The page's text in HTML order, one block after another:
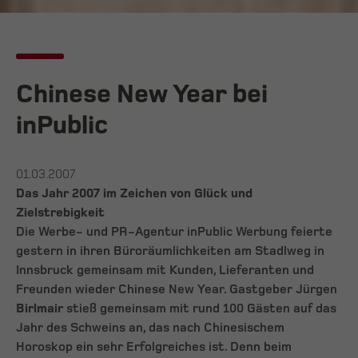
Chinese New Year bei
inPublic
01.03.2007
Das Jahr 2007 im Zeichen von Glück und
Zielstrebigkeit
Die Werbe- und PR-Agentur inPublic Werbung feierte
gestern in ihren Büroräumlichkeiten am Stadlweg in
Innsbruck gemeinsam mit Kunden, Lieferanten und
Freunden wieder Chinese New Year. Gastgeber Jürgen
Birlmair stieß gemeinsam mit rund 100 Gästen auf das
Jahr des Schweins an, das nach Chinesischem
Horoskop ein sehr Erfolgreiches ist. Denn beim